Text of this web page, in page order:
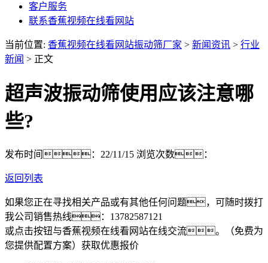
客户服务
联系香蕉视频在线看网站
当前位置: 香蕉视频在线看网站振动筛厂家 > 新闻资讯 > 行业
新闻 > 正文
超声波振动筛使用应该注意哪
些?
发布时间：22/11/15 浏览次数：
返回列表
如果您正在寻找相关产品或有其他任何问题，可随时拨打
我公司销售热线： 13782587121
或点击按钮与香蕉视频在线看网站在线交流。（免费为
您提供配置方案） 获取优惠报价